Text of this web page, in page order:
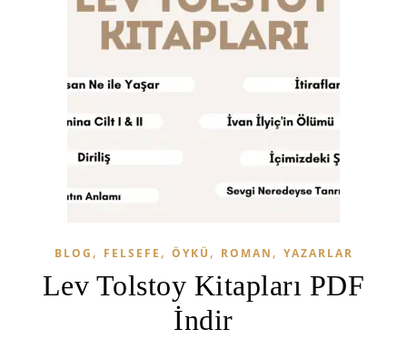
BLOG , FELSEFE , ÖYKÜ , ROMAN , YAZARLAR
Lev Tolstoy Kitapları PDF
İndir